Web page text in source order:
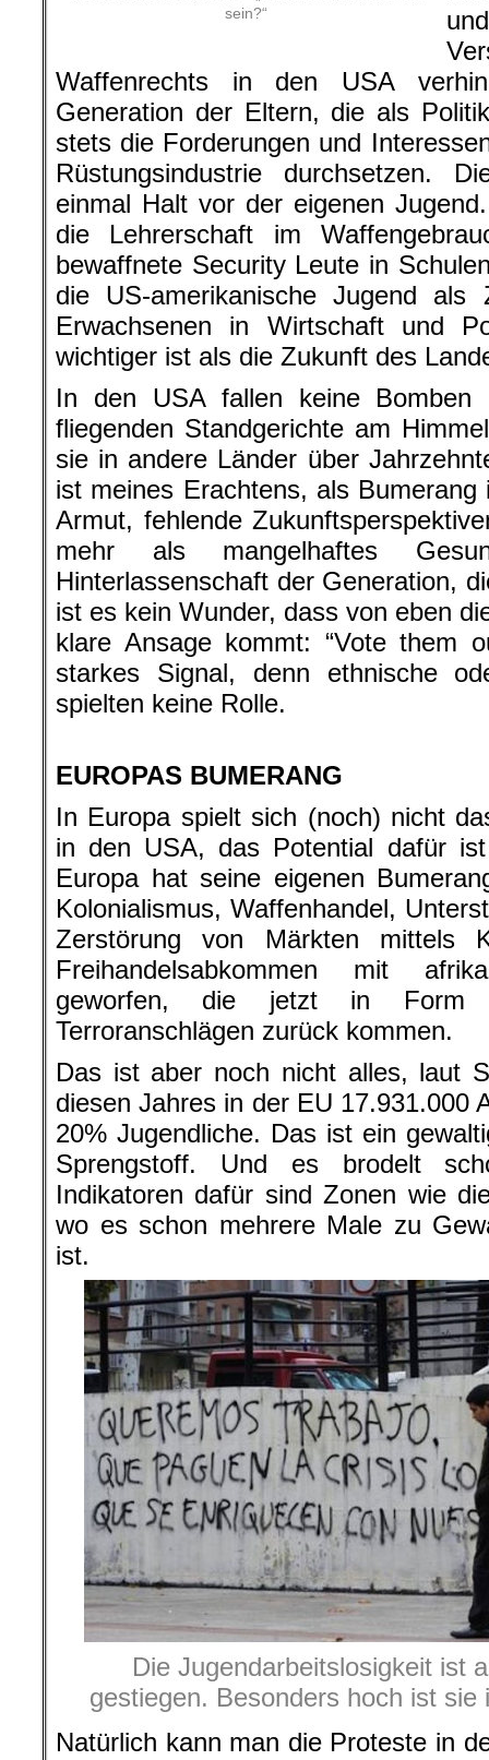
sein?“
Waffenrechts in den USA
Generation der Eltern, die als
stets die Forderungen und
Rüstungsindustrie durchsetzen.
einmal Halt vor der eigenen
die Lehrerschaft im
bewaffnete Security Leute in
die US-amerikanische Jugend
Erwachsenen in Wirtschaft und
wichtiger ist als die Zukunft des
In den USA fallen keine
fliegenden Standgerichte am
sie in andere Länder über
ist meines Erachtens, als
Armut, fehlende
mehr als mangelhaftes
Hinterlassenschaft der Generation,
ist es kein Wunder, dass von eben
klare Ansage kommt: “Vote them
starkes Signal, denn ethnische
spielten keine Rolle.
EUROPAS BUMERANG
In Europa spielt sich (noch) nicht
in den USA, das Potential dafür
Europa hat seine eigenen
Kolonialismus, Waffenhandel,
Zerstörung von Märkten mittels
Freihandelsabkommen mit
geworfen, die jetzt in Form
Terroranschlägen zurück kommen.
Das ist aber noch nicht alles, laut
diesen Jahres in der EU 17.931.000
20% Jugendliche. Das ist ein
Sprengstoff. Und es brodelt
Indikatoren dafür sind Zonen wie
wo es schon mehrere Male zu
ist.
Die Jugendarbeitslosigkeit ist
gestiegen. Besonders hoch ist sie
Natürlich kann man die Proteste in